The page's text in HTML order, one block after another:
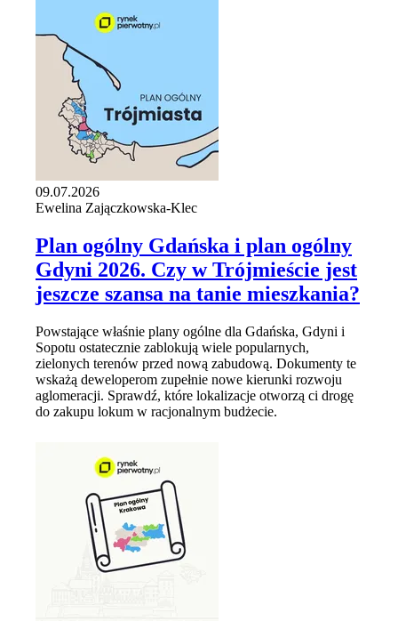
09.07.2026
Ewelina Zajączkowska-Klec
Plan ogólny Gdańska i plan ogólny
Gdyni 2026. Czy w Trójmieście jest
jeszcze szansa na tanie mieszkania?
Powstające właśnie plany ogólne dla Gdańska, Gdyni i
Sopotu ostatecznie zablokują wiele popularnych,
zielonych terenów przed nową zabudową. Dokumenty te
wskażą deweloperom zupełnie nowe kierunki rozwoju
aglomeracji. Sprawdź, które lokalizacje otworzą ci drogę
do zakupu lokum w racjonalnym budżecie.